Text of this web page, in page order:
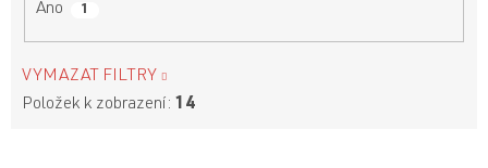
Ano 1
VYMAZAT FILTRY
Položek k zobrazení: 14